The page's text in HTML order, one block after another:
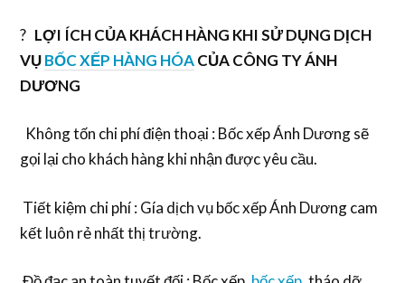
? LỢI ÍCH CỦA KHÁCH HÀNG KHI SỬ DỤNG DỊCH
VỤBỐC XẾP HÀNG HÓACỦA CÔNG TY ÁNH
DƯƠNG
Không tốn chi phí điện thoại : Bốc xếp Ánh Dương sẽ
gọi lại cho khách hàng khi nhận được yêu cầu.
Tiết kiệm chi phí : Gía dịch vụ bốc xếp Ánh Dương cam
kết luôn rẻ nhất thị trường.